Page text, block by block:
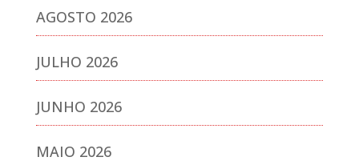
AGOSTO 2026
JULHO 2026
JUNHO 2026
MAIO 2026